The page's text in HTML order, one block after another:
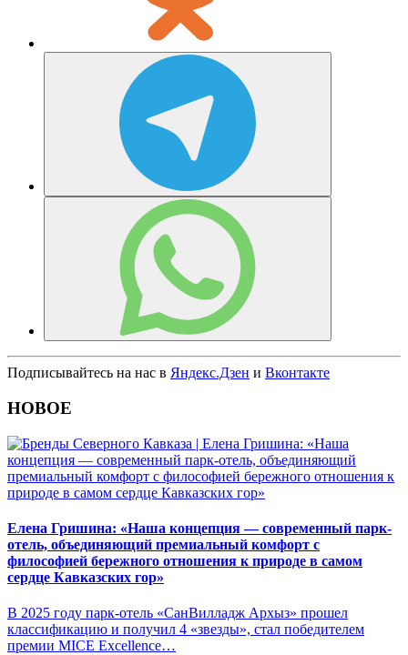
Подписывайтесь на нас в Яндекс.Дзен и Вконтакте
НОВОЕ
Елена Гришина: «Наша концепция — современный парк-
отель, объединяющий премиальный комфорт с
философией бережного отношения к природе в самом
сердце Кавказских гор»
В 2025 году парк-отель «СанВилладж Архыз» прошел
классификацию и получил 4 «звезды», стал победителем
премии MICE Excellence…